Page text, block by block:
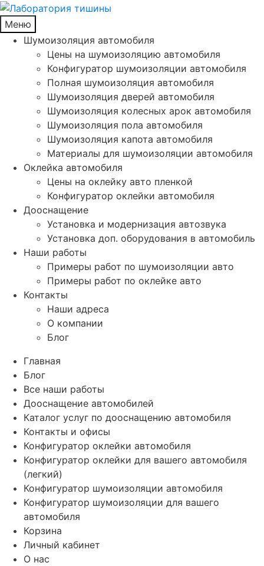
Меню
Шумоизоляция автомобиля
Цены на шумоизоляцию автомобиля
Конфигуратор шумоизоляции автомобиля
Полная шумоизоляция автомобиля
Шумоизоляция дверей автомобиля
Шумоизоляция колесных арок автомобиля
Шумоизоляция пола автомобиля
Шумоизоляция капота автомобиля
Материалы для шумоизоляции автомобиля
Оклейка автомобиля
Цены на оклейку авто пленкой
Конфигуратор оклейки автомобиля
Дооснащение
Установка и модернизация автозвука
Установка доп. оборудования в автомобиль
Наши работы
Примеры работ по шумоизоляции авто
Примеры работ по оклейке авто
Контакты
Наши адреса
О компании
Блог
Главная
Блог
Все наши работы
Дооснащение автомобилей
Каталог услуг по дооснащению автомобиля
Контакты и офисы
Конфигуратор оклейки автомобиля
Конфигуратор оклейки для вашего автомобиля
(легкий)
Конфигуратор шумоизоляции автомобиля
Конфигуратор шумоизоляции для вашего
автомобиля
Корзина
Личный кабинет
О нас